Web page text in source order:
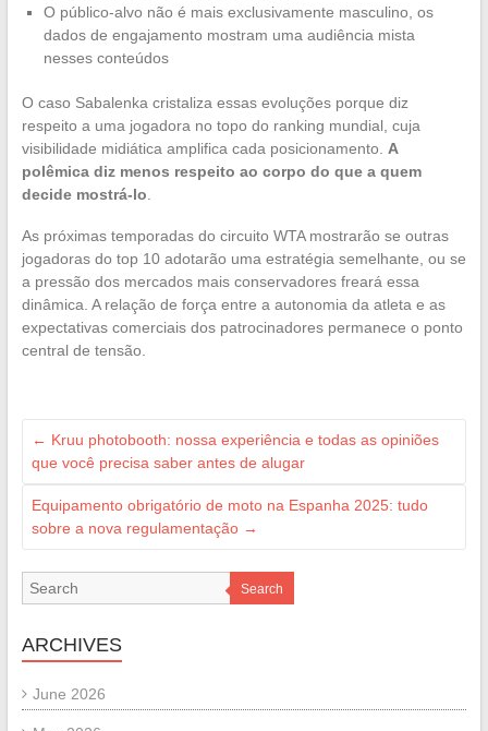
O público-alvo não é mais exclusivamente masculino, os
dados de engajamento mostram uma audiência mista
nesses conteúdos
O caso Sabalenka cristaliza essas evoluções porque diz
respeito a uma jogadora no topo do ranking mundial, cuja
visibilidade midiática amplifica cada posicionamento. A
polêmica diz menos respeito ao corpo do que a quem
decide mostrá-lo.
As próximas temporadas do circuito WTA mostrarão se outras
jogadoras do top 10 adotarão uma estratégia semelhante, ou se
a pressão dos mercados mais conservadores freará essa
dinâmica. A relação de força entre a autonomia da atleta e as
expectativas comerciais dos patrocinadores permanece o ponto
central de tensão.
← Kruu photobooth: nossa experiência e todas as opiniões
que você precisa saber antes de alugar
Equipamento obrigatório de moto na Espanha 2025: tudo
sobre a nova regulamentação →
Search
ARCHIVES
June 2026